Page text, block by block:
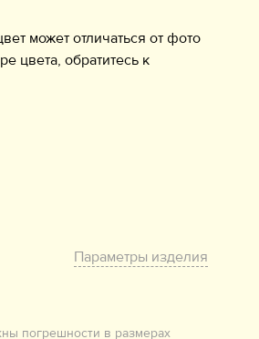
может отличаться от фото
цвета, обратитесь к
Параметры изделия
погрешности в размерах